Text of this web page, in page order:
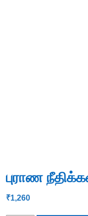
புராண
₹1,260